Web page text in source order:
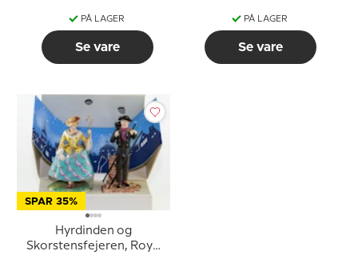
PÅ LAGER
Se vare
PÅ LAGER
Se vare
SPAR 35%
Hyrdinden og
Skorstensfejeren, Royal